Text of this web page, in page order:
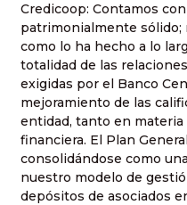
Credicoop: Contamos
patrimonialmente
como lo ha hecho a lo
totalidad de las
exigidas por el Banco
mejoramiento de las
entidad, tanto en
financiera. El Plan
consolidándose como
nuestro modelo de
depósitos de asociados